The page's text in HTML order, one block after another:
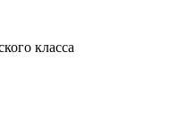
класса